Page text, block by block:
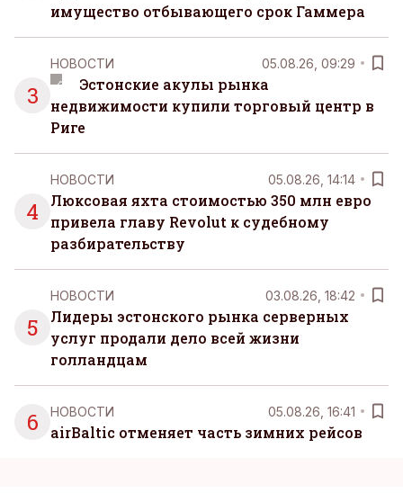
имущество отбывающего срок Гаммера
3
НОВОСТИ 05.08.26, 09:29
Эстонские акулы рынка
недвижимости купили торговый центр в
Риге
4
НОВОСТИ 05.08.26, 14:14
Люксовая яхта стоимостью 350 млн евро
привела главу Revolut к судебному
разбирательству
5
НОВОСТИ 03.08.26, 18:42
Лидеры эстонского рынка серверных
услуг продали дело всей жизни
голландцам
6 НОВОСТИ 05.08.26, 16:41
airBaltic отменяет часть зимних рейсов